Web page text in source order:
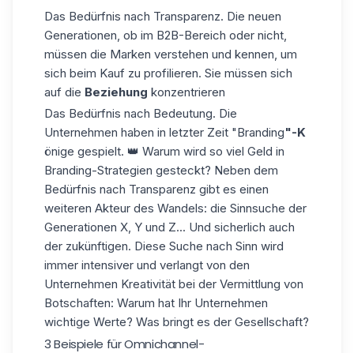
Das Bedürfnis nach Transparenz. Die neuen
Generationen, ob im B2B-Bereich oder nicht,
müssen die Marken verstehen und kennen, um
sich beim Kauf zu profilieren. Sie müssen sich
auf die Beziehung konzentrieren
Das Bedürfnis nach Bedeutung. Die
Unternehmen haben in letzter Zeit "Branding"-K
önige gespielt. 👑 Warum wird so viel Geld in
Branding-Strategien gesteckt? Neben dem
Bedürfnis nach Transparenz gibt es einen
weiteren Akteur des Wandels: die Sinnsuche der
Generationen X, Y und Z... Und sicherlich auch
der zukünftigen. Diese Suche nach Sinn wird
immer intensiver und verlangt von den
Unternehmen Kreativität bei der Vermittlung von
Botschaften: Warum hat Ihr Unternehmen
wichtige Werte? Was bringt es der Gesellschaft?
3 Beispiele für Omnichannel-